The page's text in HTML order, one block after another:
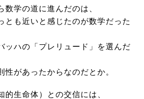
数学の道に進んだのは、
とも近いと感じたのが数学だった
ッハの「プレリュード」を選んだ
性があったからなのだとか。
的生命体）との交信には、